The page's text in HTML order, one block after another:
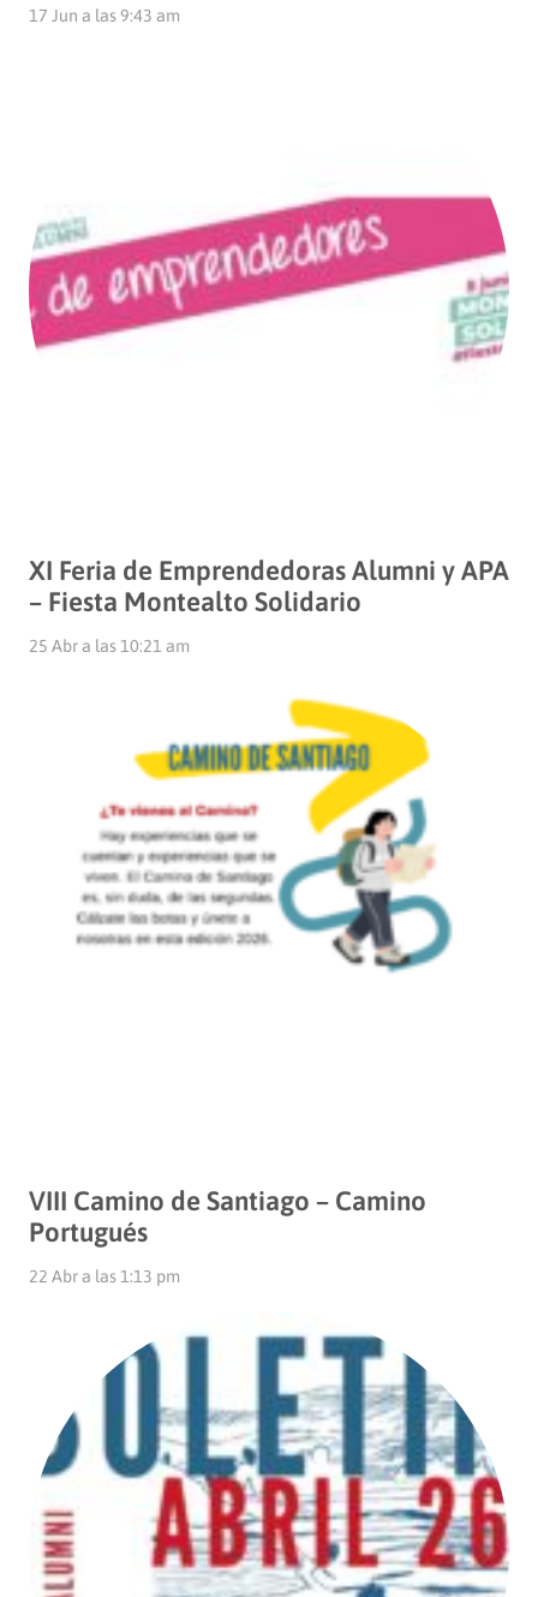
17 Jun a las 9:43 am
XI Feria de Emprendedoras Alumni y APA
– Fiesta Montealto Solidario
25 Abr a las 10:21 am
VIII Camino de Santiago – Camino
Portugués
22 Abr a las 1:13 pm